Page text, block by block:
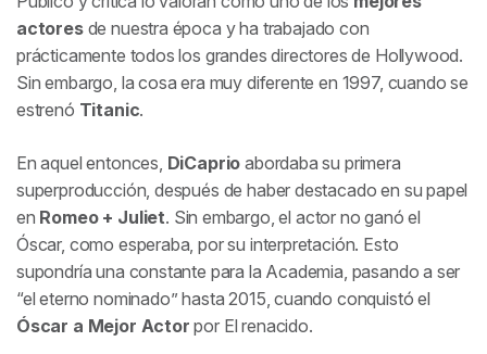
actoresde nuestra época y ha trabajado con
prácticamente todos los grandes directores de Hollywood.
Sin embargo, la cosa era muy diferente en 1997, cuando se
estrenó Titanic.
En aquel entonces, DiCaprio abordaba su primera
superproducción, después de haber destacado en su papel
en Romeo + Juliet. Sin embargo, el actor no ganó el
Óscar, como esperaba, por su interpretación. Esto
supondría una constante para la Academia, pasando a ser
“el eterno nominado” hasta 2015, cuando conquistó el
Óscar a Mejor Actor por El renacido.